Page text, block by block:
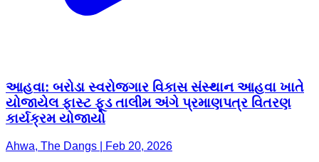
આહવા: બરોડા સ્વરોજગાર વિકાસ સંસ્થાન આહવા ખાતે
યોજાયેલ ફાસ્ટ ફૂડ તાલીમ અંગે પ્રમાણપત્ર વિતરણ
કાર્યક્રમ યોજાયો
Ahwa, The Dangs | Feb 20, 2026